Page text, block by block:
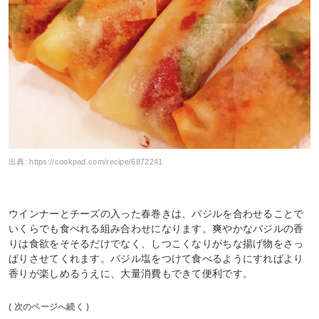
出典:https://cookpad.com/recipe/6872241
ウインナーとチーズの入った春巻きは、バジルを合わせることで
いくらでも食べれる組み合わせになります。爽やかなバジルの香
りは食欲をそそるだけでなく、しつこくなりがちな揚げ物をさっ
ぱりさせてくれます。バジル塩をつけて食べるようにすればより
香りが楽しめるうえに、大量消費もできて便利です。
( 次のページへ続く )